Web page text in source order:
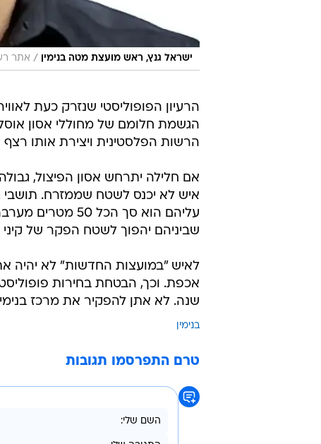
ישראל גנץ, ראש מועצת מטה בנימין / אתר
הרעיון הפופוליסטי שנזרק כעת
הגשמת חלומם של מחוללי אסון
הרשות הפלסטינית ויצירת אותו
אם חלילה יתרחש אסון הפיצול,
עליהם הוא סך
שביניהם יהפוך לשטח הפקר של
לאיש "במועצות החדשות" לא יהיה
שנה. לא אתן להפקיר את מרכז
בנימין
טרם התפרסמו תגובות